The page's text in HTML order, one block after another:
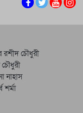
রশীদ চৌধুরী
নাহাস
শর্মা